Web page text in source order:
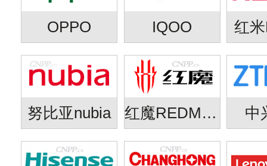
OPPO IQOO 红
努比亚nubia 红魔REDMAGIC 中